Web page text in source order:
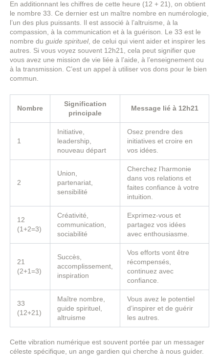
En additionnant les chiffres de cette heure (12 + 21), on obtient
le nombre 33. Ce dernier est un maître nombre en numérologie,
l’un des plus puissants. Il est associé à l’altruisme, à la
compassion, à la communication et à la guérison. Le 33 est le
nombre du guide spirituel, de celui qui vient aider et inspirer les
autres. Si vous voyez souvent 12h21, cela peut signifier que
vous avez une mission de vie liée à l’aide, à l’enseignement ou
à la transmission. C’est un appel à utiliser vos dons pour le bien
commun.
Nombre
Signification
principale
Message lié à 12h21
1
Initiative,
leadership,
nouveau départ
Osez prendre des
initiatives et croire en
vos idées.
2
Union,
partenariat,
sensibilité
Cherchez l’harmonie
dans vos relations et
faites confiance à votre
intuition.
12
(1+2=3)
Créativité,
communication,
sociabilité
Exprimez-vous et
partagez vos idées
avec enthousiasme.
21
(2+1=3)
Succès,
accomplissement,
inspiration
Vos efforts vont être
récompensés,
continuez avec
confiance.
33
(12+21)
Maître nombre,
guide spirituel,
altruisme
Vous avez le potentiel
d’inspirer et de guérir
les autres.
Cette vibration numérique est souvent portée par un messager
céleste spécifique, un ange gardien qui cherche à nous guider.